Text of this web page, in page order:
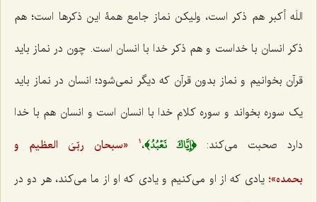
اللَه أکبر هم ذکر است، ولیکن نماز جامع همۀ این ذکرها است؛ هم
ذکر انسان با خداست و هم ذکر خدا با انسان است. چون در نماز باید
قرآن بخوانیم و نماز بدون قرآن که دیگر نمی‌شود؛ انسان در نماز باید
یک سوره بخواند و سوره کلام خدا با انسان است و انسان هم با خدا
دارد صحبت می‌کند: ﴿إِيَّاكَ نَعۡبُدُ﴾، 1
«سبحان ربّیَ العظیم و
بحمده»؛یادی که از او می‌کنیم و یادی که او از ما می‌کند، هر دو در